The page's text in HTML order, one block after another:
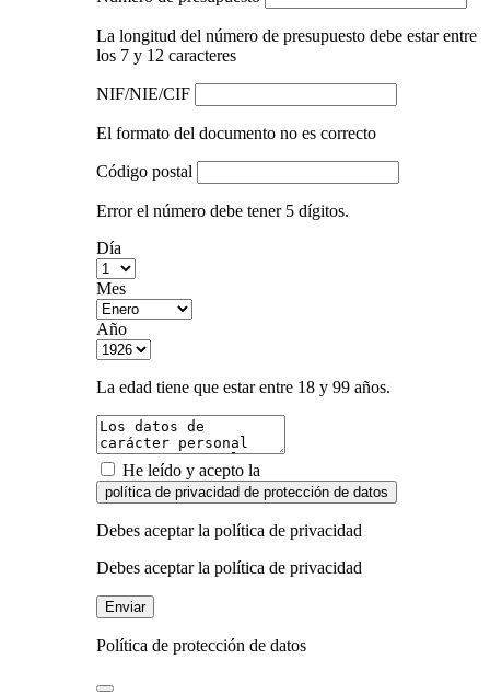
La longitud del número de presupuesto debe estar entre
los 7 y 12 caracteres
NIF/NIE/CIF
El formato del documento no es correcto
Código postal
Error el número debe tener 5 dígitos.
Día
Mes
Año
La edad tiene que estar entre 18 y 99 años.
He leído y acepto la
política de privacidad de protección de datos
Debes aceptar la política de privacidad
Debes aceptar la política de privacidad
Enviar
Política de protección de datos